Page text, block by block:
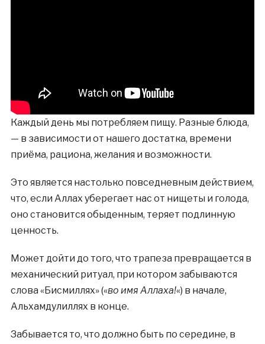
Каждый день мы потребляем пищу. Разные блюда,
— в зависимости от нашего достатка, времени
приёма, рациона, желания и возможности.
Это является настолько повседневным действием,
что, если Аллах уберегает нас от нищеты и голода,
оно становится обыденным, теряет подлинную
ценность.
Может дойти до того, что трапеза превращается в
механический ритуал, при котором забываются
слова «Бисмиллях» («во имя Аллаха!«) в начале,
Альхамдулиллях в конце.
Забывается то, что должно быть по середине, в